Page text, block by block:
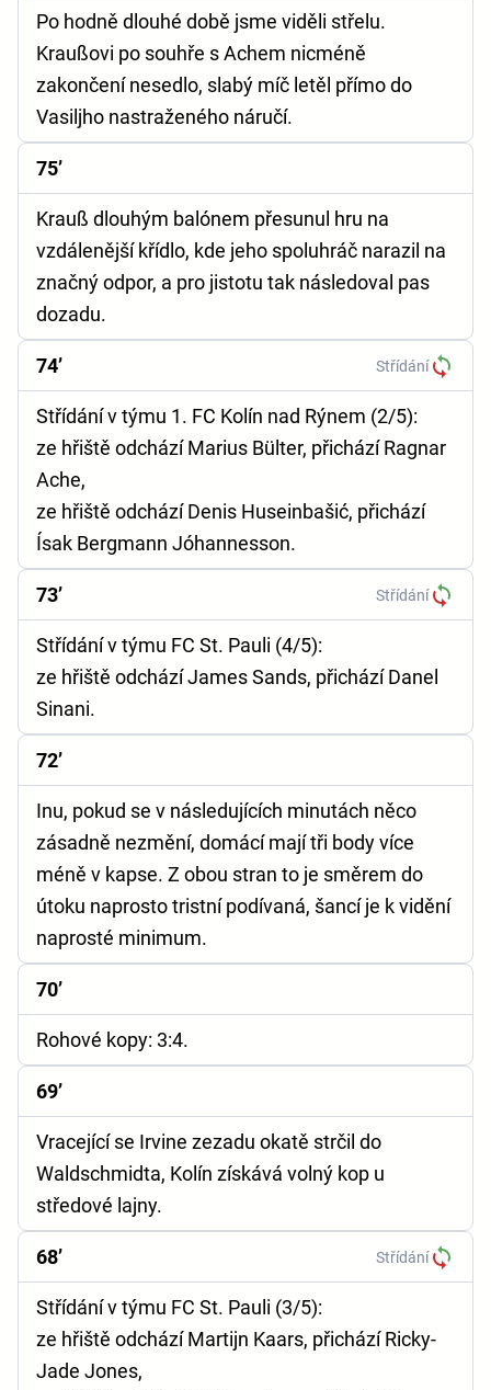
Po hodně dlouhé době jsme viděli střelu.
Kraußovi po souhře s Achem nicméně
zakončení nesedlo, slabý míč letěl přímo do
Vasiljho nastraženého náručí.
75’
Krauß dlouhým balónem přesunul hru na
vzdálenější křídlo, kde jeho spoluhráč narazil na
značný odpor, a pro jistotu tak následoval pas
dozadu.
74’ Střídání
Střídání v týmu 1. FC Kolín nad Rýnem (2/5):
ze hřiště odchází Marius Bülter, přichází Ragnar
Ache,
ze hřiště odchází Denis Huseinbašić, přichází
Ísak Bergmann Jóhannesson.
73’ Střídání
Střídání v týmu FC St. Pauli (4/5):
ze hřiště odchází James Sands, přichází Danel
Sinani.
72’
Inu, pokud se v následujících minutách něco
zásadně nezmění, domácí mají tři body více
méně v kapse. Z obou stran to je směrem do
útoku naprosto tristní podívaná, šancí je k vidění
naprosté minimum.
70’
Rohové kopy: 3:4.
69’
Vracející se Irvine zezadu okatě strčil do
Waldschmidta, Kolín získává volný kop u
středové lajny.
68’ Střídání
Střídání v týmu FC St. Pauli (3/5):
ze hřiště odchází Martijn Kaars, přichází Ricky-
Jade Jones,